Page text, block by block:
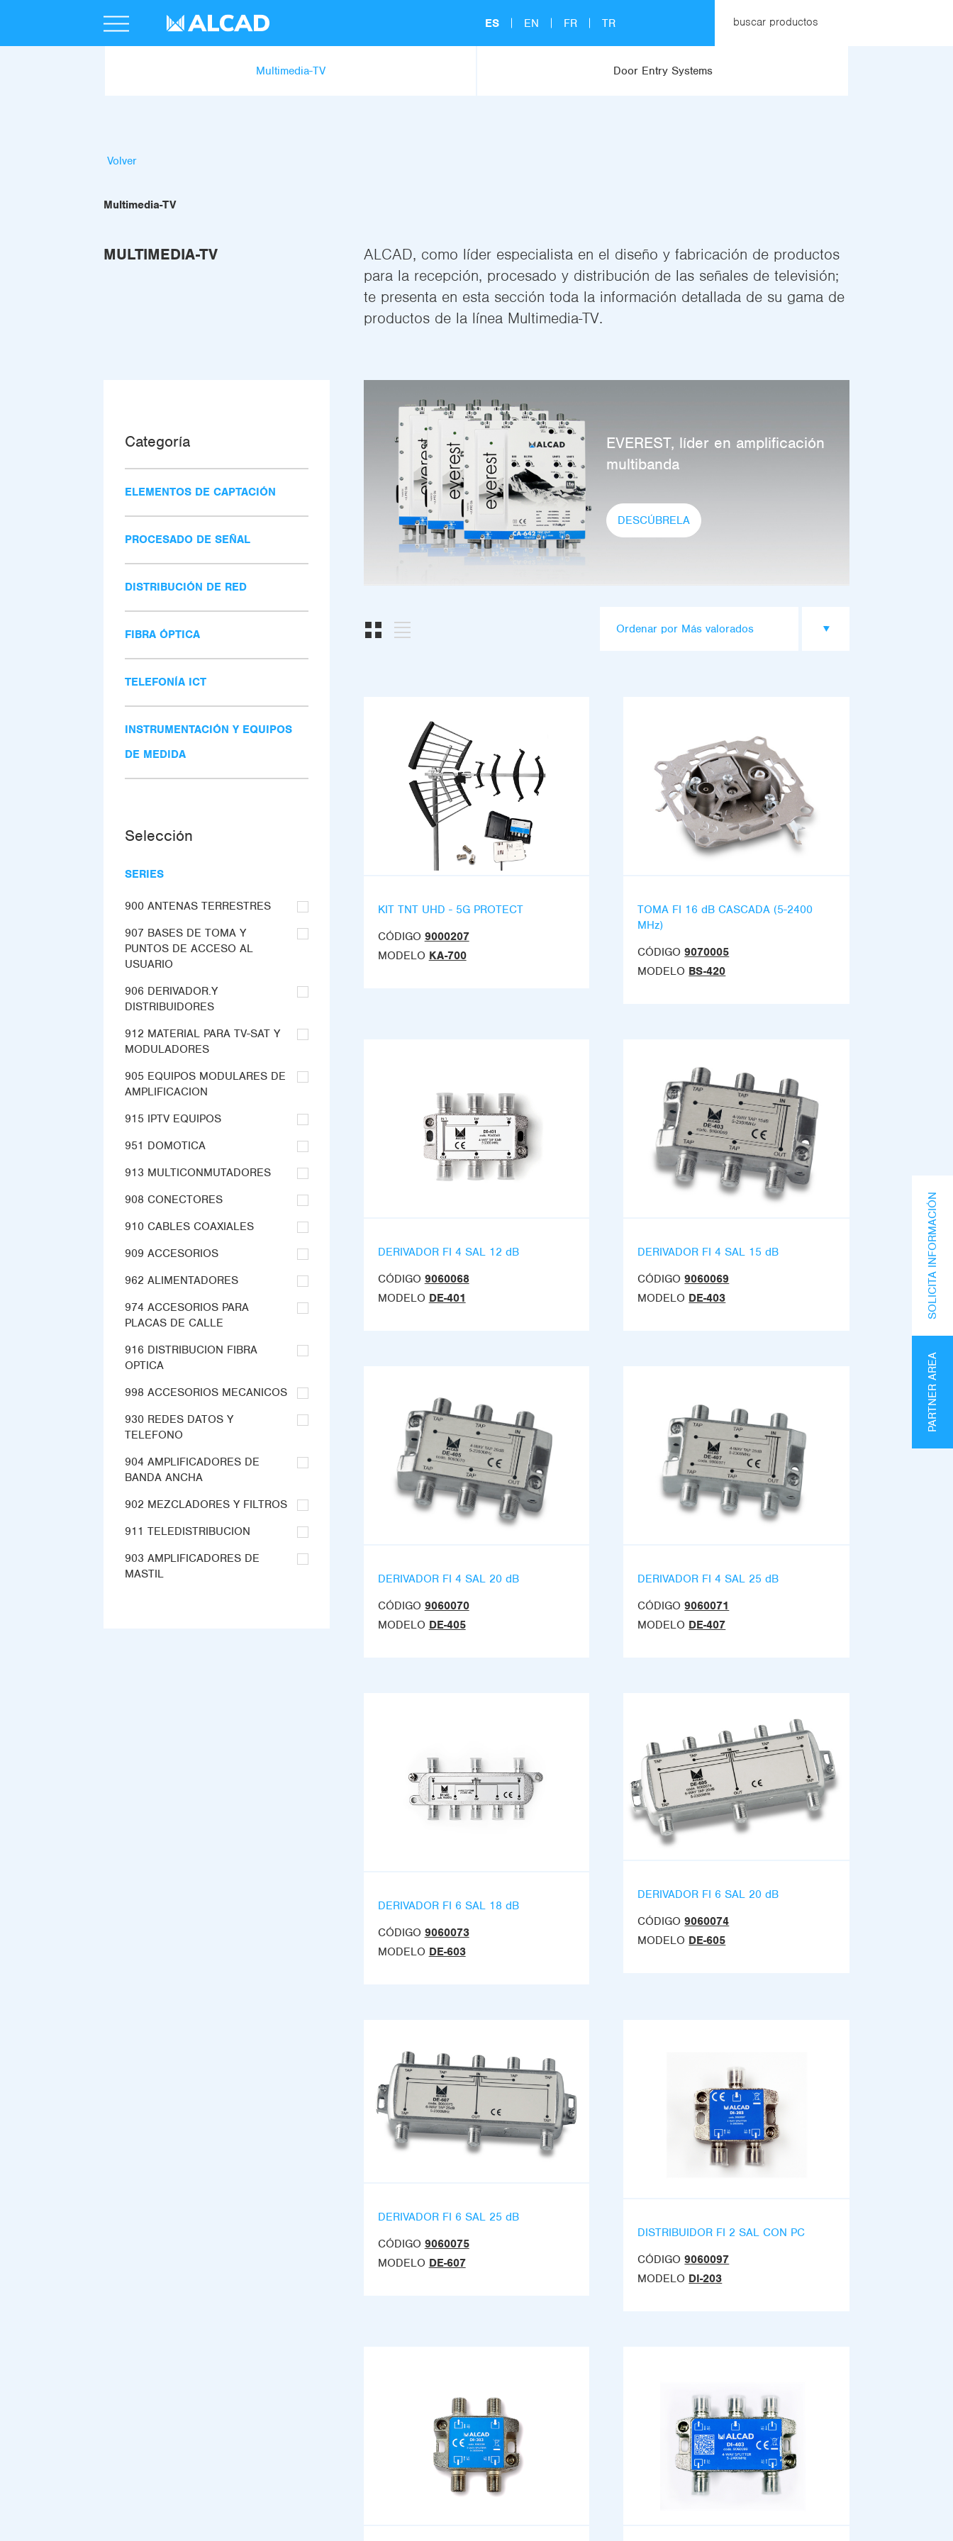
ES EN FR TR buscar productos
Multimedia-TV Door Entry Systems
Volver
Multimedia-TV
MULTIMEDIA-TV
ALCAD, como líder especialista en el diseño y fabricación de productos
para la recepción, procesado y distribución de las señales de televisión;
te presenta en esta sección toda la información detallada de su gama de
productos de la línea Multimedia-TV.
Categoría
ELEMENTOS DE CAPTACIÓN
PROCESADO DE SEÑAL
DISTRIBUCIÓN DE RED
FIBRA ÓPTICA
TELEFONÍA ICT
INSTRUMENTACIÓN Y EQUIPOS
DE MEDIDA
Selección
SERIES
900 ANTENAS TERRESTRES
907 BASES DE TOMA Y
PUNTOS DE ACCESO AL
USUARIO
906 DERIVADOR.Y
DISTRIBUIDORES
912 MATERIAL PARA TV-SAT Y
MODULADORES
905 EQUIPOS MODULARES DE
AMPLIFICACION
915 IPTV EQUIPOS
951 DOMOTICA
913 MULTICONMUTADORES
908 CONECTORES
910 CABLES COAXIALES
909 ACCESORIOS
962 ALIMENTADORES
974 ACCESORIOS PARA
PLACAS DE CALLE
916 DISTRIBUCION FIBRA
OPTICA
998 ACCESORIOS MECANICOS
930 REDES DATOS Y
TELEFONO
904 AMPLIFICADORES DE
BANDA ANCHA
902 MEZCLADORES Y FILTROS
911 TELEDISTRIBUCION
903 AMPLIFICADORES DE
MASTIL
EVEREST, líder en amplificación
multibanda
DESCÚBRELA
Ordenar por Más valorados
KIT TNT UHD - 5G PROTECT
CÓDIGO 9000207
MODELO KA-700
TOMA FI 16 dB CASCADA (5-2400
MHz)
CÓDIGO 9070005
MODELO BS-420
DERIVADOR FI 4 SAL 12 dB
CÓDIGO 9060068
MODELO DE-401
DERIVADOR FI 4 SAL 15 dB
CÓDIGO 9060069
MODELO DE-403
DERIVADOR FI 4 SAL 20 dB
CÓDIGO 9060070
MODELO DE-405
DERIVADOR FI 4 SAL 25 dB
CÓDIGO 9060071
MODELO DE-407
DERIVADOR FI 6 SAL 18 dB
CÓDIGO 9060073
MODELO DE-603
DERIVADOR FI 6 SAL 20 dB
CÓDIGO 9060074
MODELO DE-605
DERIVADOR FI 6 SAL 25 dB
CÓDIGO 9060075
MODELO DE-607
DISTRIBUIDOR FI 2 SAL CON PC
CÓDIGO 9060097
MODELO DI-203
PARTNER AREA
SOLICITA INFORMACIÓN